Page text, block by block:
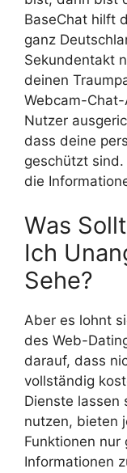
BaseChat hilft
ganz
Sekundentakt
deinen
Webcam-
Nutzer
dass deine
geschützt
die
Was
Ich
Sehe?
Aber es lohnt
des Web-
darauf, dass
vollständig
Dienste lassen
nutzen, bieten
Funktionen nur
Informationen